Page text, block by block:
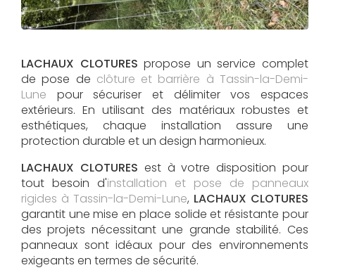
LACHAUX CLOTURES propose un service complet
de pose de clôture et barrière à Tassin-la-Demi-
Lune pour sécuriser et délimiter vos espaces
extérieurs. En utilisant des matériaux robustes et
esthétiques, chaque installation assure une
protection durable et un design harmonieux.
LACHAUX CLOTURES est à votre disposition pour
tout besoin d'installation et pose de panneaux
rigides à Tassin-la-Demi-Lune, LACHAUX CLOTURES
garantit une mise en place solide et résistante pour
des projets nécessitant une grande stabilité. Ces
panneaux sont idéaux pour des environnements
exigeants en termes de sécurité.